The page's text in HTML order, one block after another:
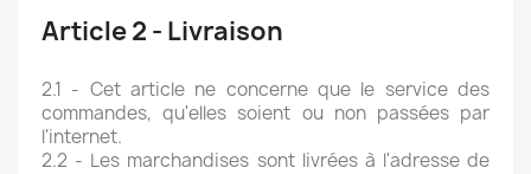
Article 2 - Livraison
2.1 - Cet article ne concerne que le service des
commandes, qu'elles soient ou non passées par
l'internet.
2.2 - Les marchandises sont livrées à l'adresse de